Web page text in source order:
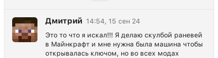
Дмитрий 14:54, 15 сен 24
Это то что я искал!!! Я делаю скулбой раневей
в Майнкрафт и мне нужна была машина чтобы
открывалась ключом, но во всех модах